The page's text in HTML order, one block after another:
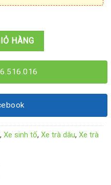
HÀNG
, Xe sinh tố, Xe trà dâu, Xe trà